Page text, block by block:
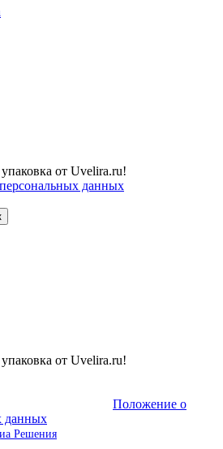
от Uvelira.ru!
данных
от Uvelira.ru!
Положение о
данных
Решения